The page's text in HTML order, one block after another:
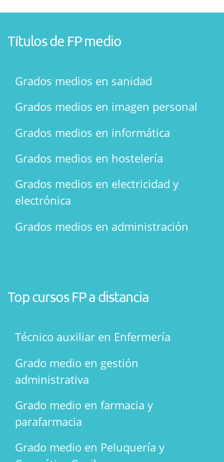
Títulos de FP medio
Grados medios en sanidad
Grados medios en imagen personal
Grados medios en informática
Grados medios en hostelería
Grados medios en electricidad y
electrónica
Grados medios en administración
Top cursos FP a distancia
Técnico auxiliar en Enfermería
Grado medio en gestión
administrativa
Grado medio en farmacia y
parafarmacia
Grado medio en Peluquería y